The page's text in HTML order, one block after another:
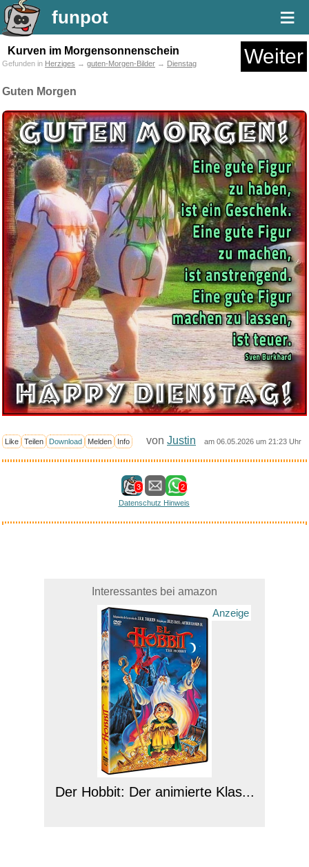
funpot ≡
Kurven im Morgensonnenschein Weiter
Gefunden in Herziges → guten-Morgen-Bilder → Dienstag
Guten Morgen
Like Teilen Download Melden Info von Justin am 06.05.2026 um 21:23 Uhr
3
2
Datenschutz Hinweis
Interessantes bei amazon
Anzeige
Der Hobbit: Der animierte Klas...